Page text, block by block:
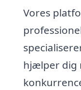
Vores
hjælper dig